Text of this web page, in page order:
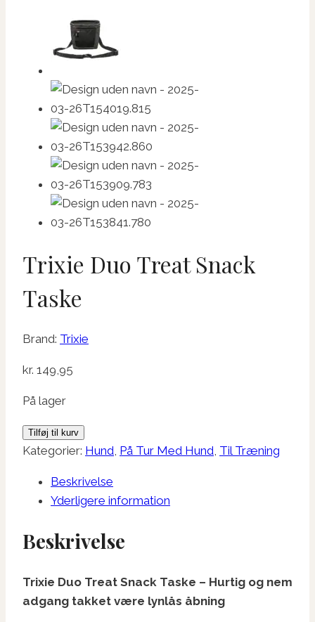
Trixie Duo Treat Snack
Taske
Brand: Trixie
kr. 149,95
På lager
Trixie
Duo
Snack
Taske
Tilføj til kurv
Kategorier: Hund, På Tur Med Hund, Til Træning
Beskrivelse
Yderligere information
Beskrivelse
Trixie Duo Treat Snack Taske – Hurtig og nem
adgang takket være lynlås åbning